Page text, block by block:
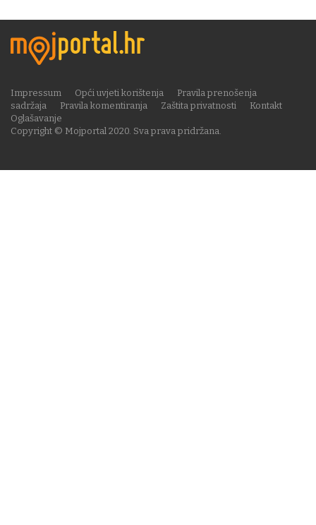
Copyright © Mojportal 2020. Sva prava pridržana.
Impressum Opći uvjeti korištenja
Pravila prenošenja
sadržaja
Pravila komentiranja Zaštita privatnosti
Kontakt
Oglašavanje